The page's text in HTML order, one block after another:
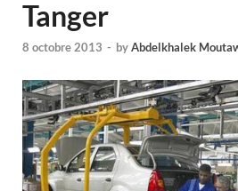
Tanger
8 octobre 2013 - byAbdelkhalek